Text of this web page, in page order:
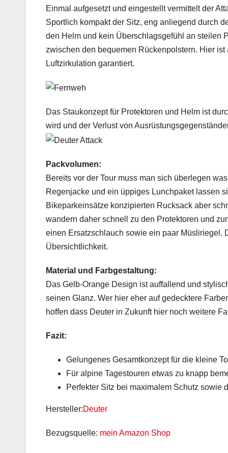
Einmal aufgesetzt und eingestellt vermittelt der
Sportlich kompakt der Sitz, eng anliegend durch
den Helm und kein Überschlagsgefühl an steilen
zwischen den bequemen Rückenpolstern. Hier
Luftzirkulation garantiert.
Das Staukonzept für Protektoren und Helm ist
wird und der Verlust von
Packvolumen:
Bereits vor der Tour muss man sich überlegen
Regenjacke und ein üppiges Lunchpaket lassen
Bikeparkeinsätze konzipierten Rucksack aber
wandern daher schnell zu den Protektoren und
einen Ersatzschlauch sowie ein paar Müsliriegel.
Übersichtlichkeit.
Material und Farbgestaltung:
Das Gelb-Orange Design ist auffallend und
seinen Glanz. Wer hier eher auf gedecktere
hoffen dass Deuter in Zukunft hier noch weitere
Fazit:
Gelungenes Gesamtkonzept für die kleine
Für alpine Tagestouren etwas zu knapp
Perfekter Sitz bei maximalem Schutz sowie
Hersteller:Deuter
Bezugsquelle: mein Amazon Shop